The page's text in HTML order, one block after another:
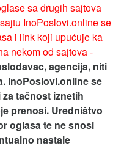
sa drugih sajtova
InoPoslovi.online se
i link koji upućuje ka
nekom od sajtova -
agencija, niti
InoPoslovi.online se
tačnost iznetih
prenosi. Uredništvo
oglasa te ne snosi
nastale